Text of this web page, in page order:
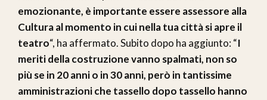
emozionante, è importante essere assessore alla
Cultura al momento in cui nella tua città si apre il
teatro“, ha affermato. Subito dopo ha aggiunto: “I
meriti della costruzione vanno spalmati, non so
più se in 20 anni o in 30 anni, però in tantissime
amministrazioni che tassello dopo tassello hanno